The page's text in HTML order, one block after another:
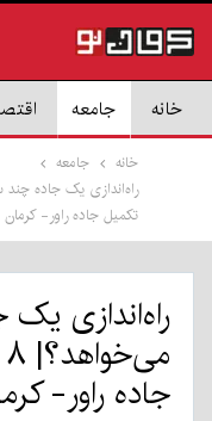
خانه جامعه
خانه
جامعه
تکمیل جاده راور- کرمان
راه‌اندازی
جاده راور-